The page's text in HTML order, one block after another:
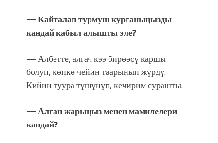
— Кайталап турмуш курганыӊызды
кандай кабыл алышты эле?
— Албетте, алгач кээ бирөөсү каршы
болуп, көпкө чейин таарынып жүрдү.
Кийин туура түшүнүп, кечирим сурашты.
— Алган жарыӊыз менен мамилелери
кандай?